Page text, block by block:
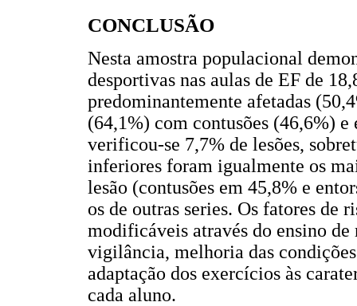
CONCLUSÃO
Nesta amostra populacional
desportivas nas aulas de EF de
predominantemente afetadas
(64,1%) com contusões (46,6%)
verificou-se 7,7% de lesões,
inferiores foram igualmente os
lesão (contusões em 45,8% e
os de outras series. Os fatores de
modificáveis através do ensino de
vigilância, melhoria das
adaptação dos exercícios às
cada aluno.